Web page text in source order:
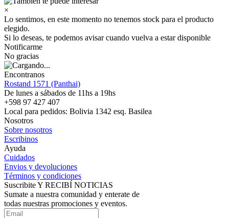
×
Lo sentimos, en este momento no tenemos stock para el producto
elegido.
Si lo deseas, te podemos avisar cuando vuelva a estar disponible
Notificarme
No gracias
Encontranos
Rostand 1571 (Panthai)
De lunes a sábados de 11hs a 19hs
+598 97 427 407
Local para pedidos: Bolivia 1342 esq. Basilea
Nosotros
Sobre nosotros
Escribinos
Ayuda
Cuidados
Envios y devoluciones
Términos y condiciones
Suscribite Y RECIBÍ NOTICIAS
Sumate a nuestra comunidad y enterate de
todas nuestras promociones y eventos.